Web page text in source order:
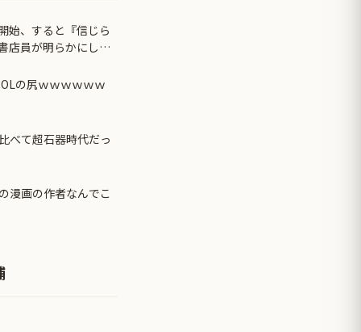
始、すると『信じら
店員が明らかにし
の尻ｗｗｗｗｗｗ
べて超石器時代だっ
漫画の作者なんでこ